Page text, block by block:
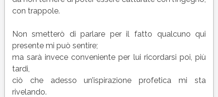
con trappole.
Non smetterò di parlare per il fatto qualcuno qui
presente mi può sentire;
ma sarà invece conveniente per lui ricordarsi poi, più
tardi,
ciò che adesso un’ispirazione profetica mi sta
rivelando.